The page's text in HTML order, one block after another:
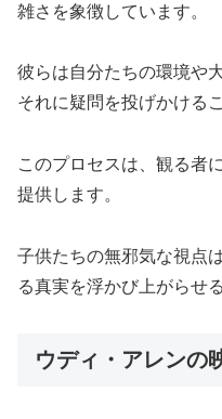
雑さを象徴しています。
彼らは自分たちの環境や
それに疑問を投げかける
このプロセスは、観る者
提供します。
子供たちの無邪気な視点
る真実を浮かび上がらせ
ウディ・アレンの